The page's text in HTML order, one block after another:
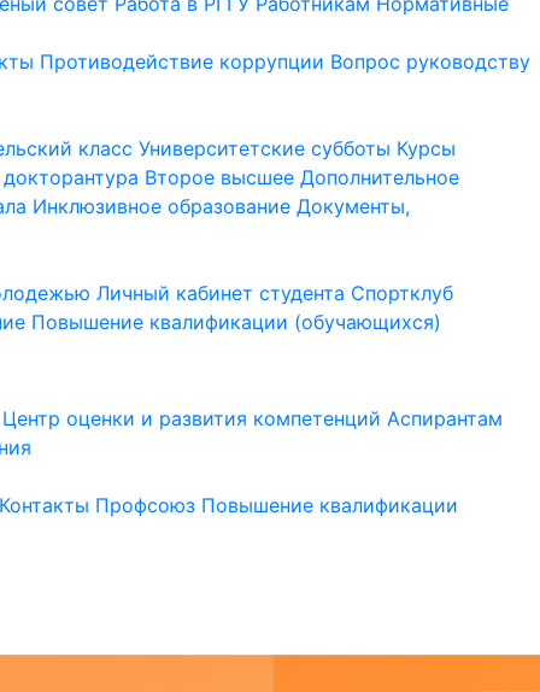
Противодействие коррупции Вопрос руководству
класс Университетские субботы Курсы
Второе высшее Дополнительное
Инклюзивное образование Документы,
Личный кабинет студента Спортклуб
Повышение квалификации (обучающихся)
Центр оценки и развития компетенций Аспирантам
Контакты Профсоюз Повышение квалификации